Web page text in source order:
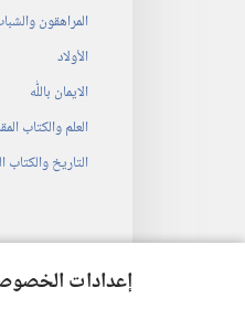
إعدادات
المراهقون
الأولاد
الايمان باللّٰه
العلم والكتاب
التاريخ والكتاب